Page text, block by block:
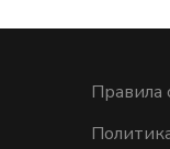
Правила